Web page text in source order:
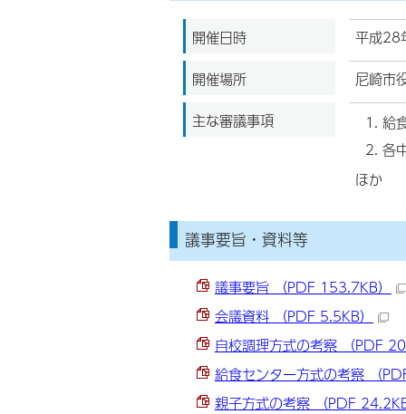
開催日時
平成
開催場所
尼崎市
主な審議事項
給
各
ほか
議事要旨・資料等
議事要旨 （PDF 153.7KB）
会議資料 （PDF 5.5KB）
自校調理方式の考察 （PDF
給食センター方式の考察 （
親子方式の考察 （PDF